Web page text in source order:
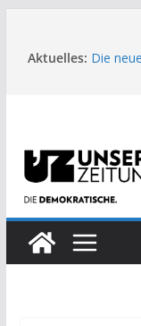
Aktuelles: US-
Dollar-